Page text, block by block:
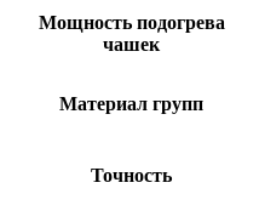
Мощность подогрева
чашек
Материал групп
Точность